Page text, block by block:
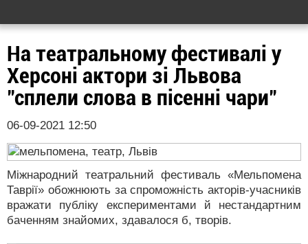
На театральному фестивалі у
Херсоні актори зі Львова
"сплели слова в пісенні чари"
06-09-2021 12:50
Міжнародний театральний фестиваль «Мельпомена
Таврії» обожнюють за спроможність акторів-учасників
вражати публіку експериментами й нестандартним
баченням знайомих, здавалося б, творів.